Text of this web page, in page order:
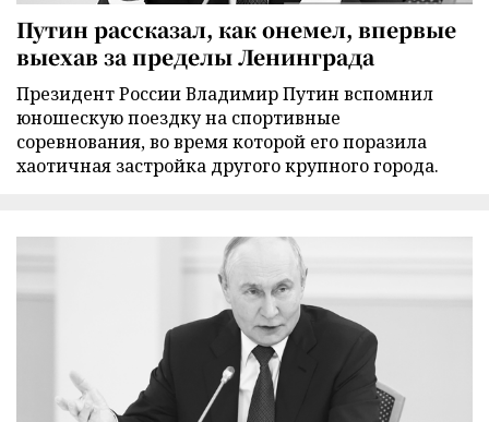
Путин рассказал, как онемел, впервые
выехав за пределы Ленинграда
Президент России Владимир Путин вспомнил
юношескую поездку на спортивные
соревнования, во время которой его поразила
хаотичная застройка другого крупного города.